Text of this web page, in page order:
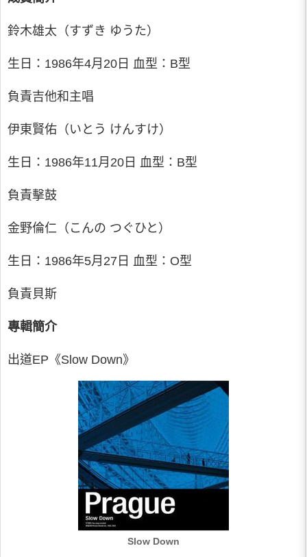
鈴木雄太（すずき ゆうた）
生日：1986年4月20日 血型：B型
負責吉他和主唱
伊東賢佑（いとう けんすけ）
生日：1986年11月20日 血型：B型
負責擊鼓
金野倫仁（こんの つぐひと）
生日：1986年5月27日 血型：O型
負責貝斯
專輯簡介
出道EP《Slow Down》
Slow Down